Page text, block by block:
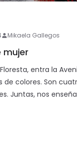
Mikaela Gallegos
mujer
entra la
colores. Son
Juntas, nos